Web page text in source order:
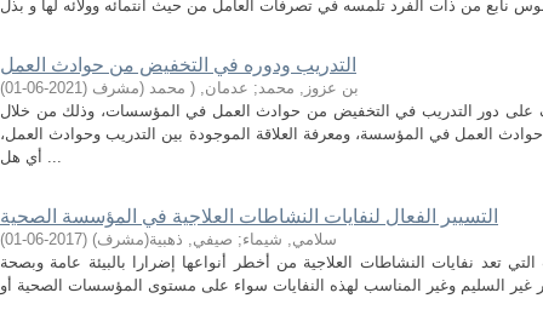
التدريب ودوره في التخفيض من حوادث العمل
بن عزوز, محمد; عدمان, ( محمد (مشرف (
2021-06-01
)
على دور التدريب في التخفيض من حوادث العمل في المؤسسات، وذلك من خلال
العمل في المؤسسة، ومعرفة العلاقة الموجودة بين التدريب وحوادث العمل،
أي هل ...
التسيير الفعال لنفايات النشاطات العلاجية في المؤسسة الصحية
سلامي, شيماء; صيفي, ذهبية(مشرف) (
2017-06-01
)
التي تعد نفايات النشاطات العلاجية من أخطر أنواعها إضرارا بالبيئة عامة وبصحة